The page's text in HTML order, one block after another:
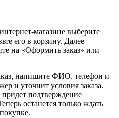
магазине выберите
его в корзину. Далее
на «Оформить заказ» или
напишите ФИО, телефон и
и уточнит условия заказа.
придет подтверждение
останется только ждать